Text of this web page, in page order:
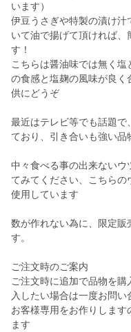
います）
伊豆うさぎや特製の漬け汁
いて油で揚げて頂ければ、
す！
こちらは醤油味では無く
の食感と塩麹の風味が良く
供にどうぞ
最近はテレビ等でも話題で
ており、引き合いも強い品
中々食べる事の出来ないウ
てみてください、こちら
使用しています
数が作れない為に、限定販
す。
ご注文時のご案内
ご注文時に追加で品物を
入したい場合は一度お問
お客様専用をお作りします